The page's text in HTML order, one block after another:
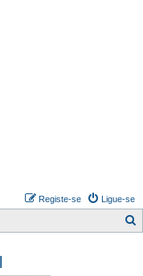
Ligue-se
Registe-se